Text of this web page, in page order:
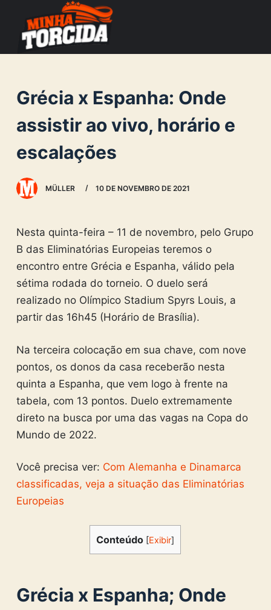
o
o
n
e
Grécia x Espanha: Onde
assistir ao vivo, horário e
escalações
MÜLLER 10 DE NOVEMBRO DE 2021
Nesta quinta-feira – 11 de novembro, pelo Grupo
B das Eliminatórias Europeias teremos o
encontro entre Grécia e Espanha, válido pela
sétima rodada do torneio. O duelo será
realizado no Olímpico Stadium Spyrs Louis, a
partir das 16h45 (Horário de Brasília).
Na terceira colocação em sua chave, com nove
pontos, os donos da casa receberão nesta
quinta a Espanha, que vem logo à frente na
tabela, com 13 pontos. Duelo extremamente
direto na busca por uma das vagas na Copa do
Mundo de 2022.
Você precisa ver: Com Alemanha e Dinamarca
classificadas, veja a situação das Eliminatórias
Europeias
Conteúdo [Exibir]
Grécia x Espanha; Onde